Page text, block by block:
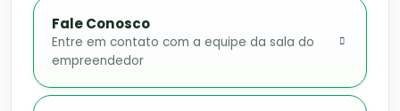
Fale Conosco
Entre em contato com a equipe da sala do
empreendedor